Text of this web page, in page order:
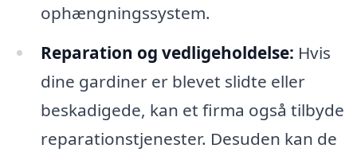
ophængningssystem.
Reparation og vedligeholdelse: Hvis
dine gardiner er blevet slidte eller
beskadigede, kan et firma også tilbyde
reparationstjenester. Desuden kan de